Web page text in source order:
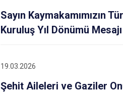
Sayın Kaymakamımızın
Kuruluş Yıl Dönümü Mesajı
19.03.2026
Şehit Aileleri ve Gaziler